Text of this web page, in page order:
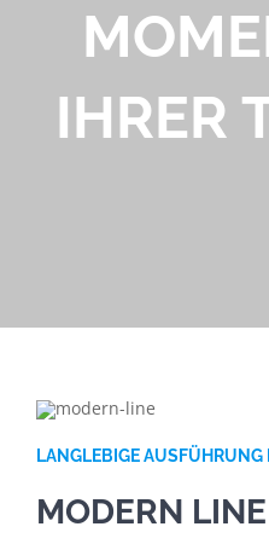
IHRER
LANGLEBIGE
MODERN LINE